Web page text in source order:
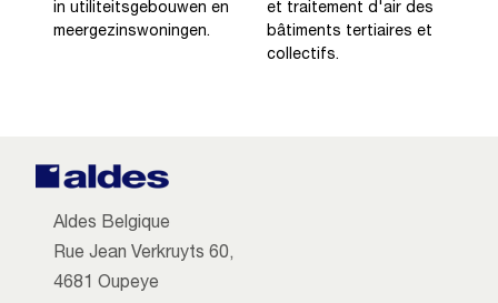
in utiliteitsgebouwen en
meergezinswoningen.
et traitement d'air des
bâtiments tertiaires et
collectifs.
Aldes Belgique
Rue Jean Verkruyts 60,
4681 Oupeye